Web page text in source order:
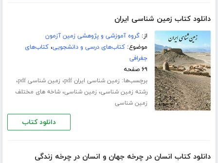
دانلود کتاب زمین شناسی ایران
از:گروه آموزشی و پژوهشی زمین آزمون
موضوع:کتاب‌های درسی و دانشجویی،کتاب‌های
جغرافی
۶۹ صفحه
برچسب‌ها: زمین شناسی ایران pdf ، زمین شناسی pdf ،
رشته زمین شناسی، زمین شناسی،شاخه های مختلف
زمین شناسی
دانلود کتاب
دانلود کتاب انسان در چرخه جهان و انسان در چرخه زندگی